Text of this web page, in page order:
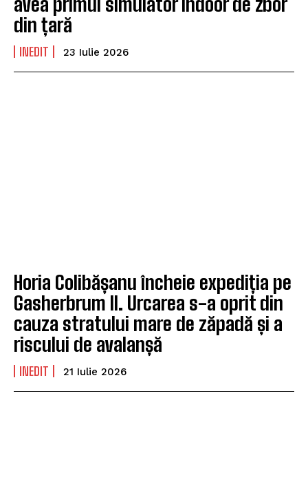
din țară
INEDIT 23 Iulie 2026
Horia Colibășanu încheie expediția pe
Gasherbrum II. Urcarea s-a oprit din
cauza stratului mare de zăpadă și a
riscului de avalanșă
INEDIT 21 Iulie 2026